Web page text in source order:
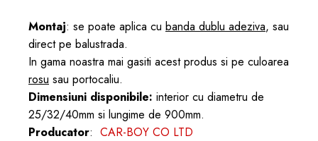
Montaj: se poate aplica cu banda dublu adeziva, sau
direct pe balustrada.
In gama noastra mai gasiti acest produs si pe culoarea
rosu sau portocaliu.
Dimensiuni disponibile: interior cu diametru de
25/32/40mm si lungime de 900mm.
Producator: CAR-BOY CO LTD